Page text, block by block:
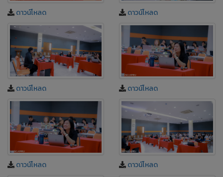
ดาวน์โหลด ดาวน์โหลด
ดาวน์โหลด ดาวน์โหลด
ดาวน์โหลด ดาวน์โหลด